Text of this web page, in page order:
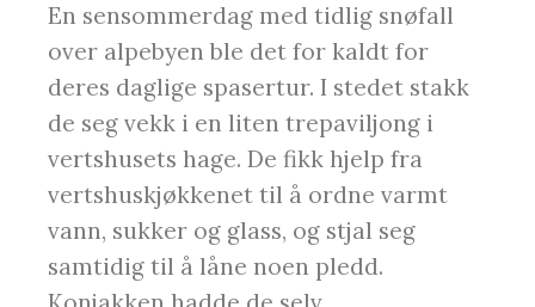
En sensommerdag med tidlig snøfall
over alpebyen ble det for kaldt for
deres daglige spasertur. I stedet stakk
de seg vekk i en liten trepaviljong i
vertshusets hage. De fikk hjelp fra
vertshuskjøkkenet til å ordne varmt
vann, sukker og glass, og stjal seg
samtidig til å låne noen pledd.